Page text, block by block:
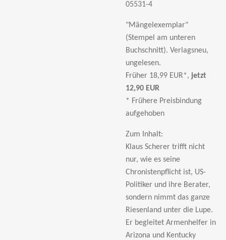
05531-4
"Mängelexemplar"
(Stempel am unteren
Buchschnitt). Verlagsneu,
ungelesen.
Früher 18,99 EUR*, jetzt
12,90 EUR
* Frühere Preisbindung
aufgehoben
Zum Inhalt:
Klaus Scherer trifft nicht
nur, wie es seine
Chronistenpflicht ist, US-
Politiker und ihre Berater,
sondern nimmt das ganze
Riesenland unter die Lupe.
Er begleitet Armenhelfer in
Arizona und Kentucky